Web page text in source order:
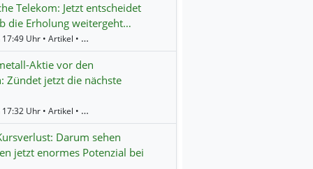
Telekom: Jetzt entscheidet
die Erholung weitergeht…
Gestern 17:49 Uhr • Artikel • BörsenNEWS.de
Aktie vor den
Zündet jetzt die nächste
Gestern 17:32 Uhr • Artikel • BörsenNEWS.de
Darum sehen
jetzt enormes Potenzial bei